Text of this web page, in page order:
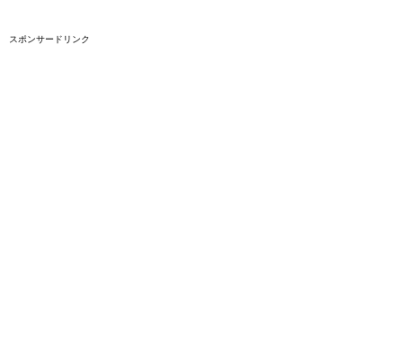
スポンサードリンク